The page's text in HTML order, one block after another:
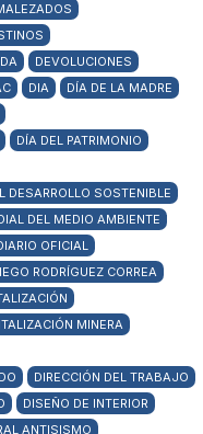
DEVOLUCIONES
DIA
DÍA DE LA MADRE
DÍA DEL PATRIMONIO
DESARROLLO SOSTENIBLE
DEL MEDIO AMBIENTE
OFICIAL
RODRÍGUEZ CORREA
MINERA
DIRECCIÓN DEL TRABAJO
DISEÑO DE INTERIOR
ANTISISMO